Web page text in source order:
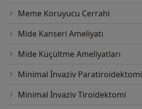
Meme Koruyucu Cerrahi
Mide Kanseri Ameliyatı
Mide Küçültme Ameliyatları
Minimal İnvaziv Paratiroidektomi
Minimal İnvaziv Tiroidektomi